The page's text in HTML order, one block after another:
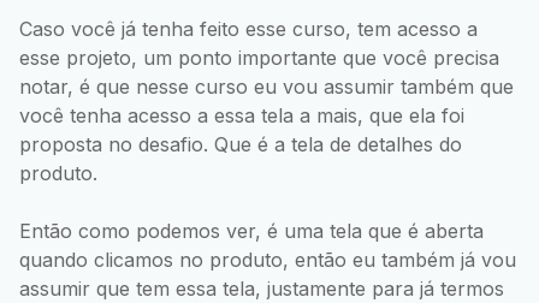
Caso você já tenha feito esse curso, tem acesso a
esse projeto, um ponto importante que você precisa
notar, é que nesse curso eu vou assumir também que
você tenha acesso a essa tela a mais, que ela foi
proposta no desafio. Que é a tela de detalhes do
produto.
Então como podemos ver, é uma tela que é aberta
quando clicamos no produto, então eu também já vou
assumir que tem essa tela, justamente para já termos